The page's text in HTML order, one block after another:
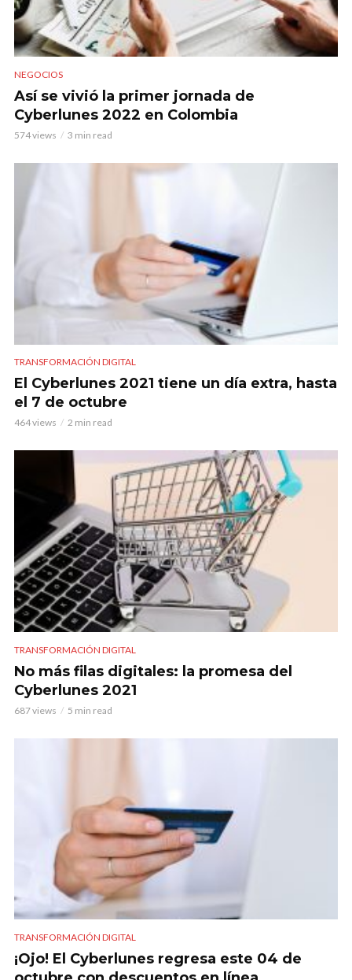
NEGOCIOS
Así se vivió la primer jornada de
Cyberlunes 2022 en Colombia
574 views 3 min read
TRANSFORMACIÓN DIGITAL
El Cyberlunes 2021 tiene un día extra, hasta
el 7 de octubre
464 views 2 min read
TRANSFORMACIÓN DIGITAL
No más filas digitales: la promesa del
Cyberlunes 2021
687 views 5 min read
TRANSFORMACIÓN DIGITAL
¡Ojo! El Cyberlunes regresa este 04 de